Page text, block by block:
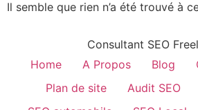
Il semble que rien n’a été trouvé à
Consultant SEO
Home
A Propos Blog
Plan de site
Audit SEO